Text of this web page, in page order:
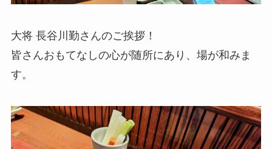
大将 長谷川勤さんのご挨拶！
皆さんおもてなしの心が随所にあり、場が和みま
す。